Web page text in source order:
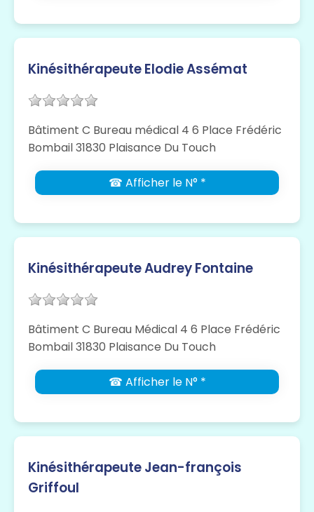
Kinésithérapeute Elodie Assémat
Bâtiment C Bureau médical 4 6 Place Frédéric
Bombail 31830 Plaisance Du Touch
☎ Afficher le N° *
Kinésithérapeute Audrey Fontaine
Bâtiment C Bureau Médical 4 6 Place Frédéric
Bombail 31830 Plaisance Du Touch
☎ Afficher le N° *
Kinésithérapeute Jean-françois
Griffoul